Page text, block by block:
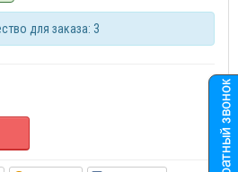
для заказа: 3